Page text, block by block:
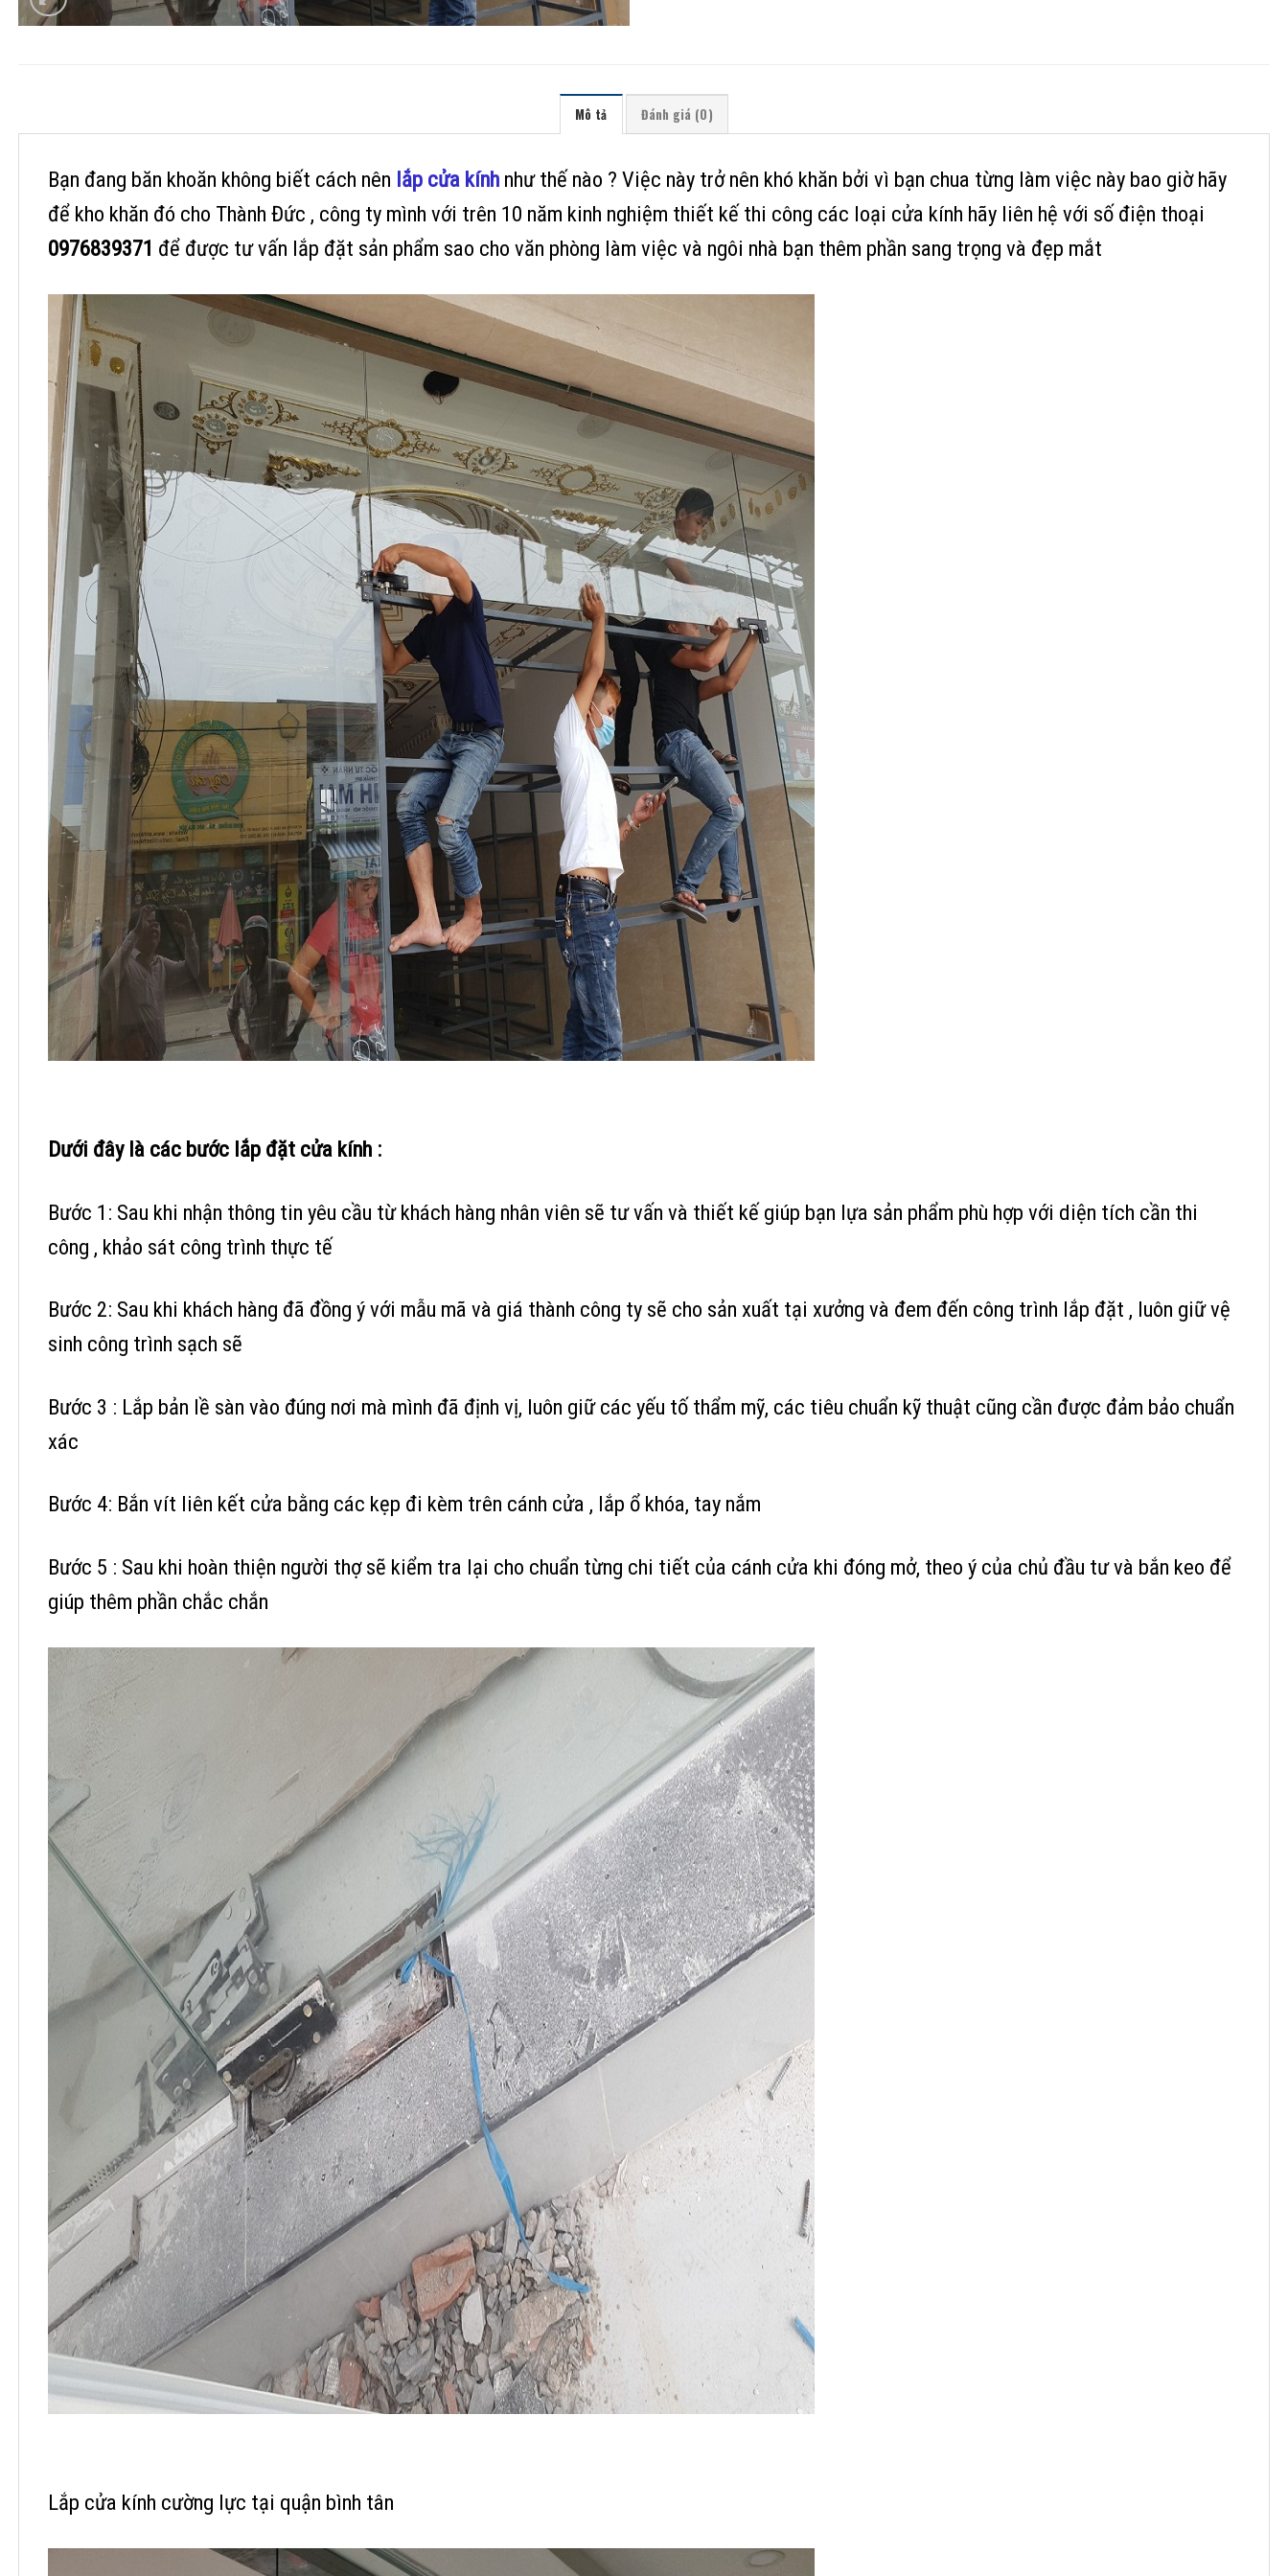
Mô tả Đánh giá (0)
Bạn đang băn khoăn không biết cách nên lắp cửa kính như thế nào ? Việc này trở nên khó khăn bởi vì bạn chua từng làm việc này bao giờ hãy
để kho khăn đó cho Thành Đức , công ty mình với trên 10 năm kinh nghiệm thiết kế thi công các loại cửa kính hãy liên hệ với số điện thoại
0976839371 để được tư vấn lắp đặt sản phẩm sao cho văn phòng làm việc và ngôi nhà bạn thêm phần sang trọng và đẹp mắt
Dưới đây là các bước lắp đặt cửa kính :
Bước 1: Sau khi nhận thông tin yêu cầu từ khách hàng nhân viên sẽ tư vấn và thiết kế giúp bạn lựa sản phẩm phù hợp với diện tích cần thi
công , khảo sát công trình thực tế
Bước 2: Sau khi khách hàng đã đồng ý với mẫu mã và giá thành công ty sẽ cho sản xuất tại xưởng và đem đến công trình lắp đặt , luôn giữ vệ
sinh công trình sạch sẽ
Bước 3 : Lắp bản lề sàn vào đúng nơi mà mình đã định vị, luôn giữ các yếu tố thẩm mỹ, các tiêu chuẩn kỹ thuật cũng cần được đảm bảo chuẩn
xác
Bước 4: Bắn vít liên kết cửa bằng các kẹp đi kèm trên cánh cửa , lắp ổ khóa, tay nắm
Bước 5 : Sau khi hoàn thiện người thợ sẽ kiểm tra lại cho chuẩn từng chi tiết của cánh cửa khi đóng mở, theo ý của chủ đầu tư và bắn keo để
giúp thêm phần chắc chắn
Lắp cửa kính cường lực tại quận bình tân